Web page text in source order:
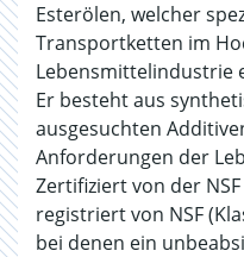
Esterölen, welcher
Transportketten im
Lebensmittelindustrie
Er besteht aus
ausgesuchten
Anforderungen der
Zertifiziert von der
registriert von NSF
bei denen ein